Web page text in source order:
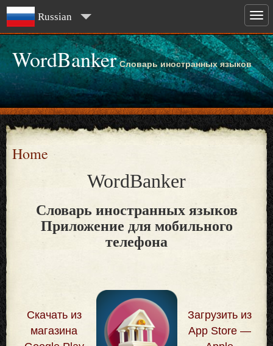
Russian
WordBanker Словарь иностранных языков
Home
WordBanker
Словарь иностранных языков
Приложение для мобильного
телефона
Скачать из
магазина
Загрузить из
App Store —